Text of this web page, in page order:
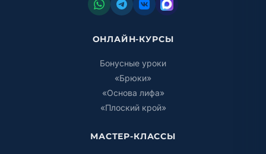
ОНЛАЙН-КУРСЫ
Бонусные уроки
«Брюки»
«Основа лифа»
«Плоский крой»
МАСТЕР-КЛАССЫ